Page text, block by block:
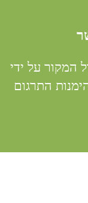
המקור על ידי
התרגום